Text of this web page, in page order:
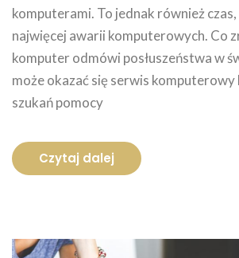
komputerami. To jednak również
najwięcej awarii komputerowych. Co
komputer odmówi posłuszeństwa w
może okazać się serwis komputerowy
szukań pomocy
Czytaj dalej